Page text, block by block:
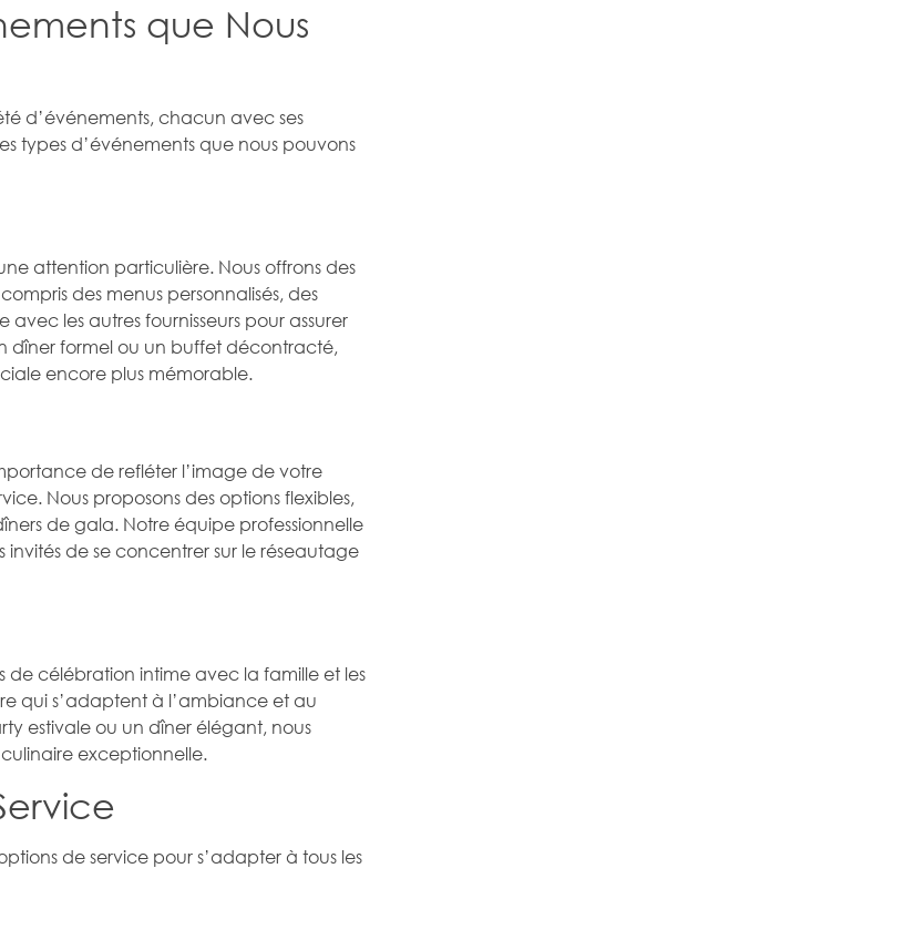
que Nous
d’événements, chacun avec ses
types d’événements que nous pouvons
attention particulière. Nous offrons des
des menus personnalisés, des
les autres fournisseurs pour assurer
dîner formel ou un buffet décontracté,
encore plus mémorable.
de refléter l’image de votre
Nous proposons des options flexibles,
de gala. Notre équipe professionnelle
de se concentrer sur le réseautage
de célébration intime avec la famille et les
qui s’adaptent à l’ambiance et au
estivale ou un dîner élégant, nous
exceptionnelle.
de service pour s’adapter à tous les